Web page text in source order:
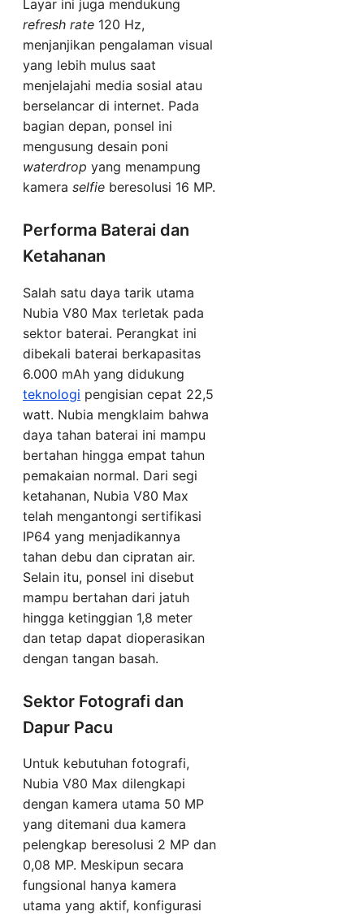
Layar ini juga mendukung
refresh rate 120 Hz,
menjanjikan pengalaman visual
yang lebih mulus saat
menjelajahi media sosial atau
berselancar di internet. Pada
bagian depan, ponsel ini
mengusung desain poni
waterdrop yang menampung
kamera selfie beresolusi 16 MP.
Performa Baterai dan
Ketahanan
Salah satu daya tarik utama
Nubia V80 Max terletak pada
sektor baterai. Perangkat ini
dibekali baterai berkapasitas
6.000 mAh yang didukung
teknologi pengisian cepat 22,5
watt. Nubia mengklaim bahwa
daya tahan baterai ini mampu
bertahan hingga empat tahun
pemakaian normal. Dari segi
ketahanan, Nubia V80 Max
telah mengantongi sertifikasi
IP64 yang menjadikannya
tahan debu dan cipratan air.
Selain itu, ponsel ini disebut
mampu bertahan dari jatuh
hingga ketinggian 1,8 meter
dan tetap dapat dioperasikan
dengan tangan basah.
Sektor Fotografi dan
Dapur Pacu
Untuk kebutuhan fotografi,
Nubia V80 Max dilengkapi
dengan kamera utama 50 MP
yang ditemani dua kamera
pelengkap beresolusi 2 MP dan
0,08 MP. Meskipun secara
fungsional hanya kamera
utama yang aktif, konfigurasi